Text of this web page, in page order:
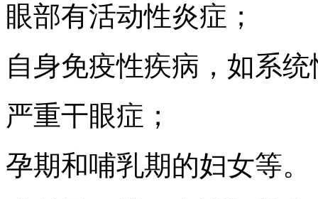
眼部有活动性炎症；
自身免疫性疾病，如系
严重干眼症；
孕期和哺乳期的妇女等。